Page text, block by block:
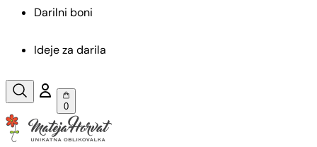
Darilni boni
Ideje za darila
0